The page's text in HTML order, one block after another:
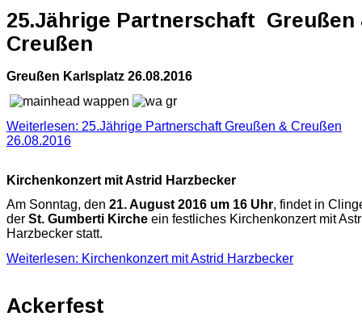
25.Jährige Partnerschaft Greußen
Creußen
Greußen Karlsplatz 26.08.2016
Weiterlesen: 25.Jährige Partnerschaft Greußen & Creußen
26.08.2016
Kirchenkonzert mit Astrid Harzbecker
Am Sonntag, den 21. August 2016 um 16 Uhr, findet in
der St. Gumberti Kirche ein festliches Kirchenkonzert mit
Harzbecker statt.
Weiterlesen: Kirchenkonzert mit Astrid Harzbecker
Ackerfest